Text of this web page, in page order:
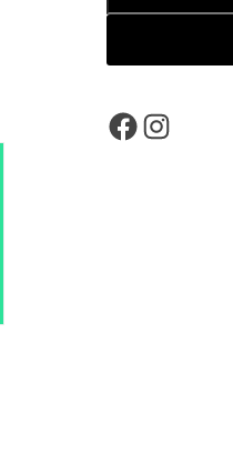
Facebook
Instagram